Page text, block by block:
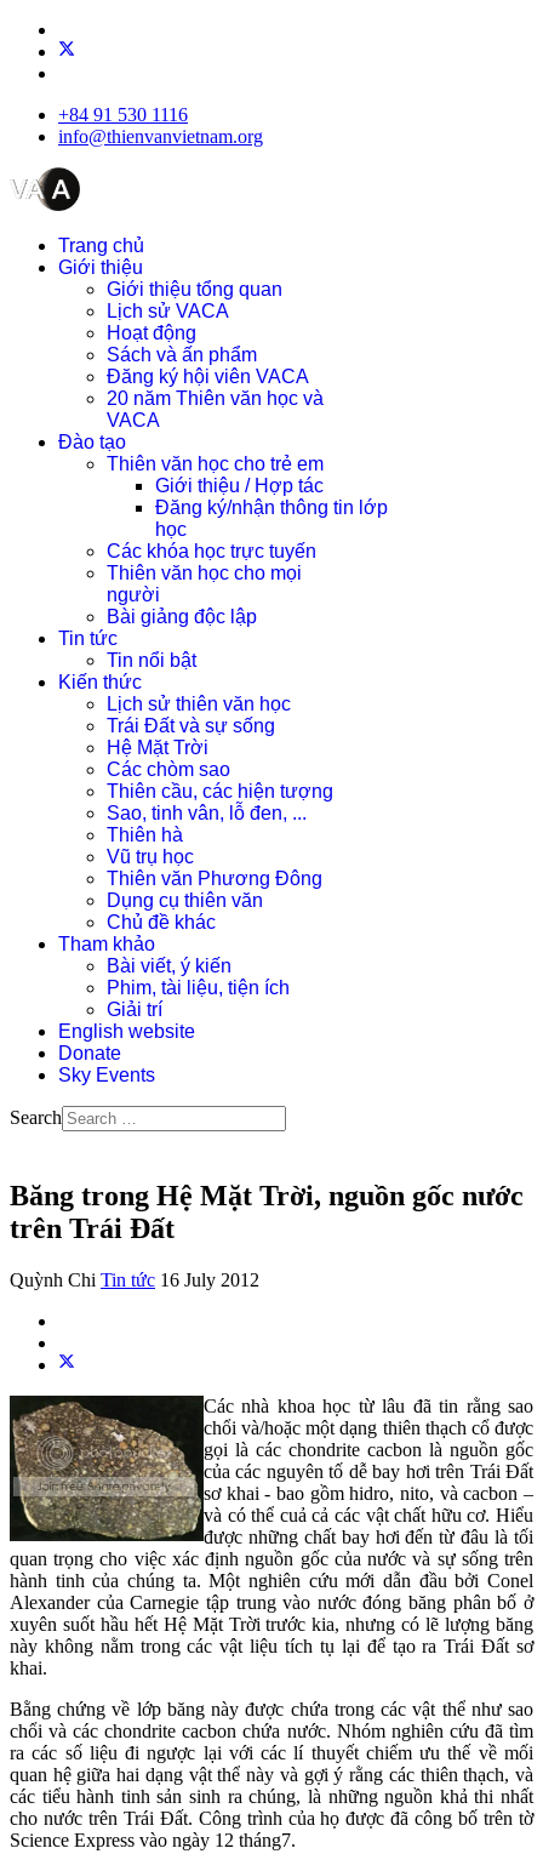
+84 91 530 1116
info@thienvanvietnam.org
Trang chủ
Giới thiệu
Giới thiệu tổng quan
Lịch sử VACA
Hoạt động
Sách và ấn phẩm
Đăng ký hội viên VACA
20 năm Thiên văn học và
VACA
Đào tạo
Thiên văn học cho trẻ em
Giới thiệu / Hợp tác
Đăng ký/nhận thông tin lớp
học
Các khóa học trực tuyến
Thiên văn học cho mọi
người
Bài giảng độc lập
Tin tức
Tin nổi bật
Kiến thức
Lịch sử thiên văn học
Trái Đất và sự sống
Hệ Mặt Trời
Các chòm sao
Thiên cầu, các hiện tượng
Sao, tinh vân, lỗ đen, ...
Thiên hà
Vũ trụ học
Thiên văn Phương Đông
Dụng cụ thiên văn
Chủ đề khác
Tham khảo
Bài viết, ý kiến
Phim, tài liệu, tiện ích
Giải trí
English website
Donate
Sky Events
Search
Băng trong Hệ Mặt Trời, nguồn gốc nước
trên Trái Đất
Quỳnh Chi Tin tức 16 July 2012
Các nhà khoa học từ lâu đã tin rằng sao
chổi và/hoặc một dạng thiên thạch cổ được
gọi là các chondrite cacbon là nguồn gốc
của các nguyên tố dễ bay hơi trên Trái Đất
sơ khai - bao gồm hidro, nito, và cacbon –
và có thể cuả cả các vật chất hữu cơ. Hiểu
được những chất bay hơi đến từ đâu là tối
quan trọng cho việc xác định nguồn gốc của nước và sự sống trên
hành tinh của chúng ta. Một nghiên cứu mới dẫn đầu bởi Conel
Alexander của Carnegie tập trung vào nước đóng băng phân bố ở
xuyên suốt hầu hết Hệ Mặt Trời trước kia, nhưng có lẽ lượng băng
này không nằm trong các vật liệu tích tụ lại để tạo ra Trái Đất sơ
khai.
Bằng chứng về lớp băng này được chứa trong các vật thể như sao
chổi và các chondrite cacbon chứa nước. Nhóm nghiên cứu đã tìm
ra các số liệu đi ngược lại với các lí thuyết chiếm ưu thế về mối
quan hệ giữa hai dạng vật thể này và gợi ý rằng các thiên thạch, và
các tiểu hành tinh sản sinh ra chúng, là những nguồn khả thi nhất
cho nước trên Trái Đất. Công trình của họ được đã công bố trên tờ
Science Express vào ngày 12 tháng7.